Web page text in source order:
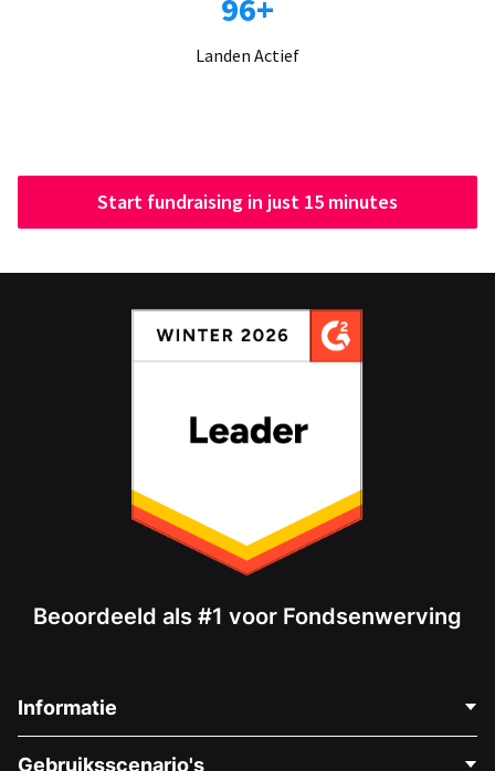
96+
Landen Actief
Start fundraising in just 15 minutes
Beoordeeld als #1 voor Fondsenwerving
Informatie
Gebruiksscenario's